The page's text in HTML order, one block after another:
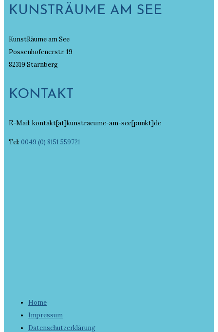
KUNSTRÄUME AM SEE
KunstRäume am See
Possenhofenerstr. 19
82319 Starnberg
KONTAKT
E-Mail: kontakt[at]kunstraeume-am-see[punkt]de
Tel: 0049 (0) 8151 559721
Home
Impressum
Datenschutzerklärung